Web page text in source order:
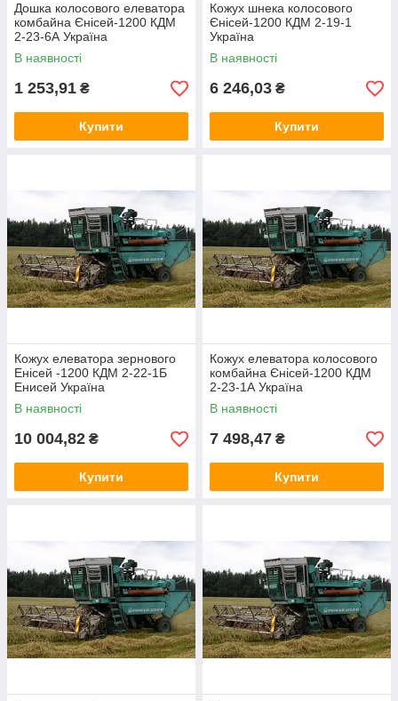
Дошка колосового елеватора
комбайна Єнісей-1200 КДМ
2-23-6А Україна
В наявності
1 253,91 ₴
Купити
Кожух шнека колосового
Єнісей-1200 КДМ 2-19-1
Україна
В наявності
6 246,03 ₴
Купити
Кожух елеватора зернового
Енісей -1200 КДМ 2-22-1Б
Енисей Україна
В наявності
10 004,82 ₴
Купити
Кожух елеватора колосового
комбайна Єнісей-1200 КДМ
2-23-1А Україна
В наявності
7 498,47 ₴
Купити